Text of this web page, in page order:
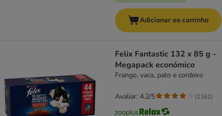
Adicionar ao carrinho
Felix Fantastic 132 x 85 g -
Megapack económico
Frango, vaca, pato e cordeiro
Avaliar: 4.2/5 (2162)